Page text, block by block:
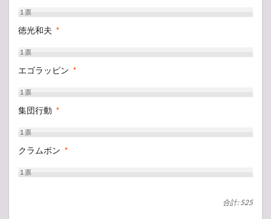
1票
徳光和夫 *
1票
エゴラッピン *
1票
集団行動 *
1票
クラムボン *
1票
合計: 525